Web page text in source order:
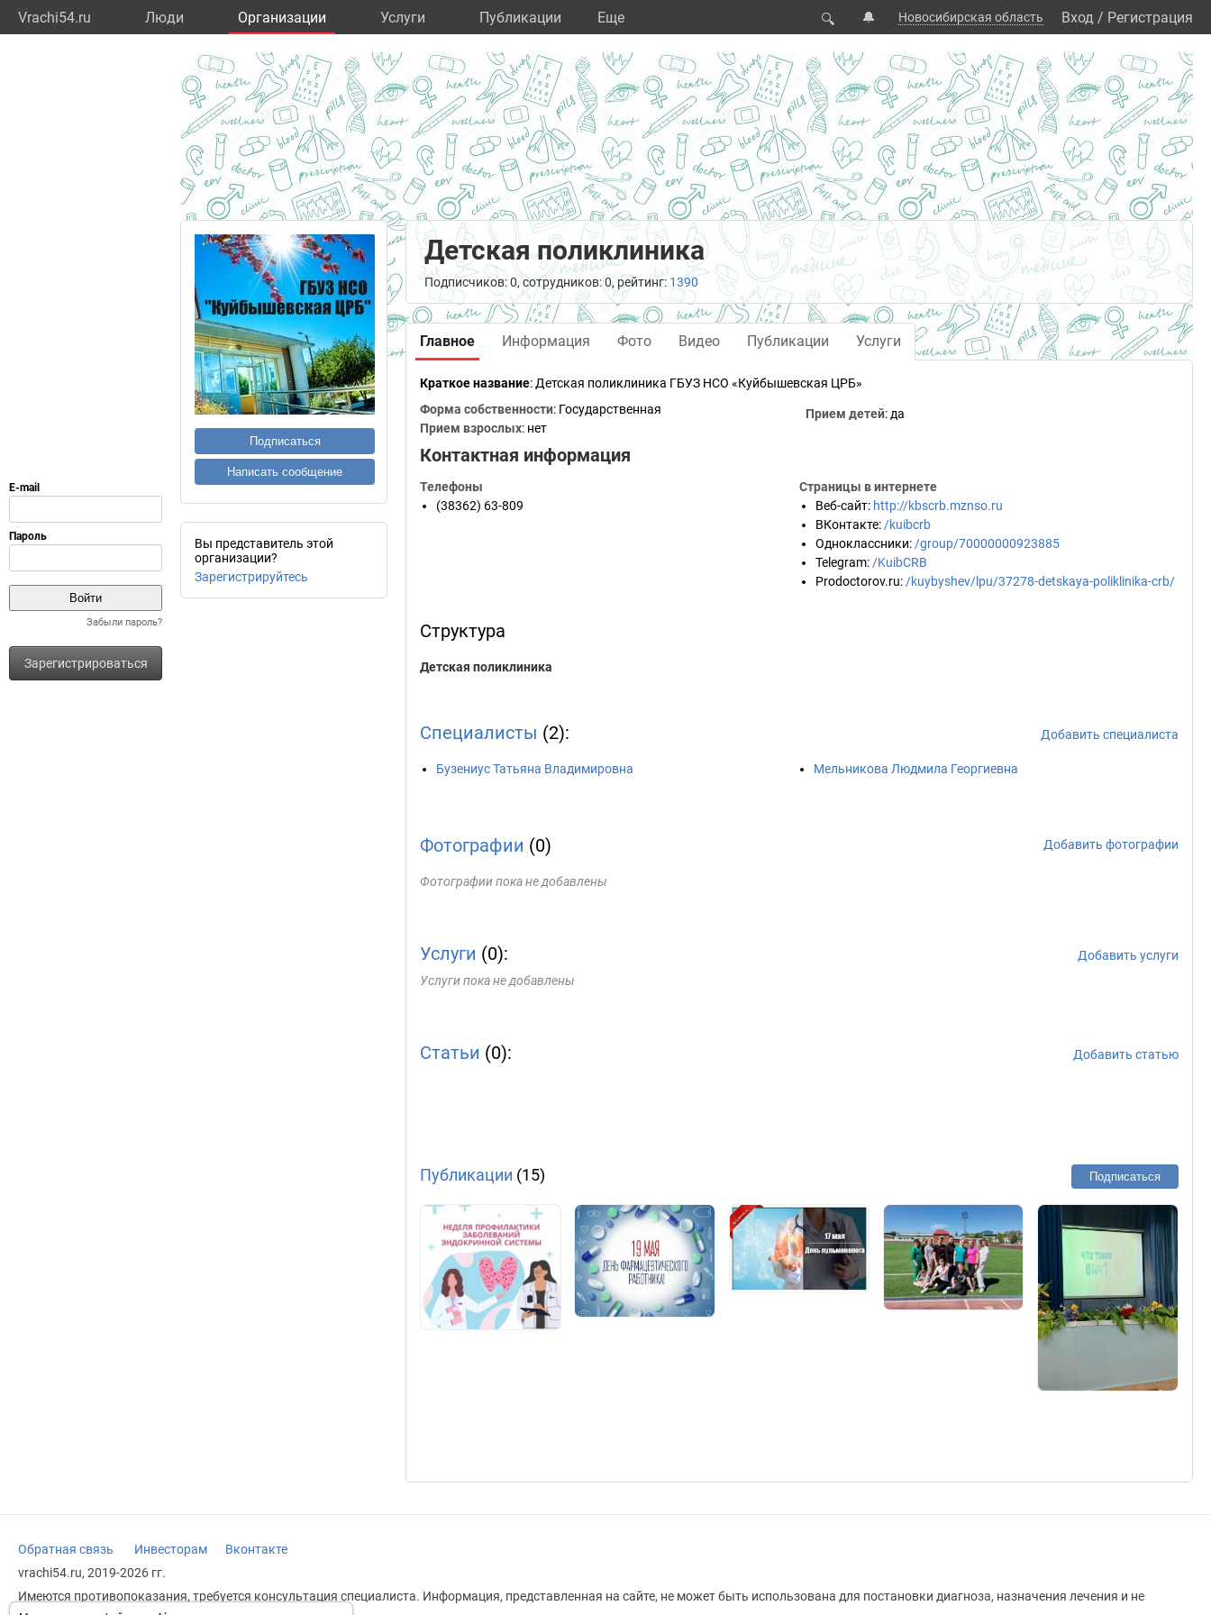
Vrachi54.ru Люди Организации Услуги Публикации Eще 🔍 🔔 Новосибирская область Вход / Регистрация
Забыли пароль?
Зарегистрироваться
Подписаться
Написать сообщение
Вы представитель этой
организации?
Зарегистрируйтесь
Детская поликлиника
Подписчиков: 0, сотрудников: 0, рейтинг: 1390
Главное Информация Фото Видео Публикации Услуги
Краткое название: Детская поликлиника ГБУЗ НСО «Куйбышевская ЦРБ»
Форма собственности: Государственная
Прием взрослых: нет
Прием детей: да
Контактная информация
Телефоны
(38362) 63-809
Страницы в интернете
Веб-сайт: http://kbscrb.mznso.ru
ВКонтакте: /kuibcrb
Одноклассники: /group/70000000923885
Telegram: /KuibCRB
Prodoctorov.ru: /kuybyshev/lpu/37278-detskaya-poliklinika-crb/
Структура
Детская поликлиника
Специалисты (2): Добавить специалиста
Бузениус Татьяна Владимировна Мельникова Людмила Георгиевна
Фотографии (0) Добавить фотографии
Фотографии пока не добавлены
Услуги (0):
Добавить услуги
Услуги пока не добавлены
Статьи (0): Добавить статью
Публикации (15) Подписаться
Обратная связь Инвесторам
Вконтакте
vrachi54.ru, 2019-2026 гг.
Имеются противопоказания, требуется консультация специалиста. Информация, представленная на сайте, не может быть использована для постановки диагноза, назначения лечения и не
заменяет прием врача.